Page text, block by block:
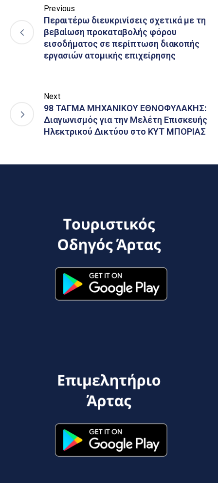
Previous
Περαιτέρω διευκρινίσεις σχετικά με τη
βεβαίωση προκαταβολής φόρου
εισοδήματος σε περίπτωση διακοπής
εργασιών ατομικής επιχείρησης
Next
98 ΤΑΓΜΑ ΜΗΧΑΝΙΚΟΥ ΕΘΝΟΦΥΛΑΚΗΣ:
Διαγωνισμός για την Μελέτη Επισκευής
Ηλεκτρικού Δικτύου στο ΚΥΤ ΜΠΟΡΙΑΣ